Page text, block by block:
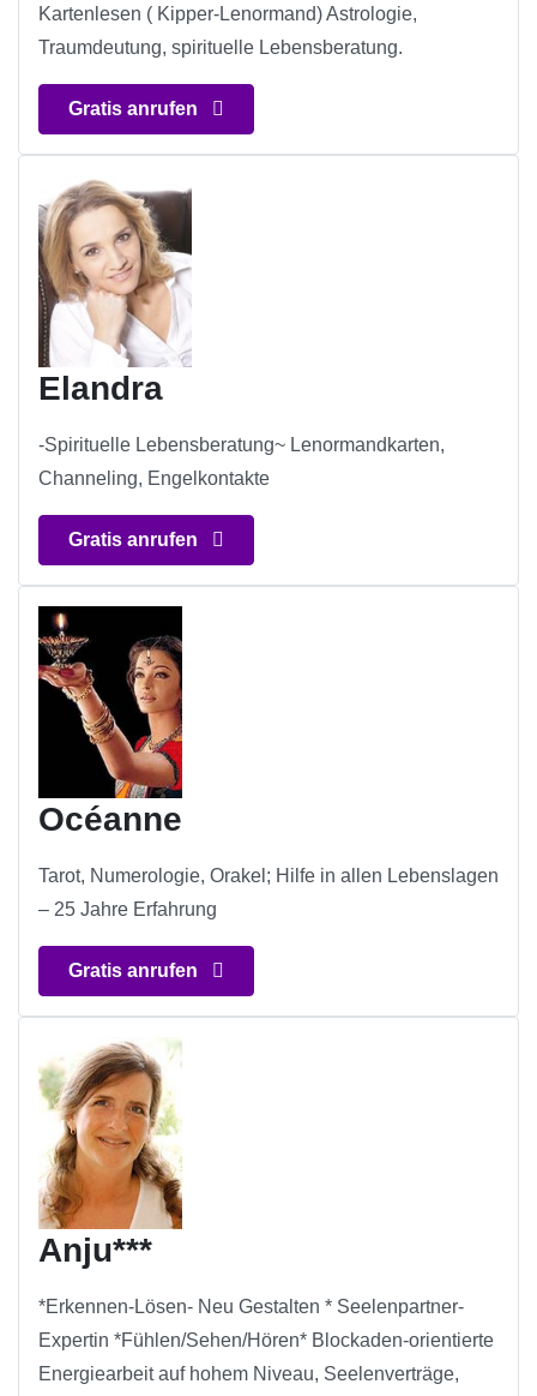
Kartenlesen ( Kipper-Lenormand) Astrologie,
Traumdeutung, spirituelle Lebensberatung.
Gratis anrufen
Elandra
-Spirituelle Lebensberatung~ Lenormandkarten,
Channeling, Engelkontakte
Gratis anrufen
Océanne
Tarot, Numerologie, Orakel; Hilfe in allen Lebenslagen
– 25 Jahre Erfahrung
Gratis anrufen
Anju***
*Erkennen-Lösen- Neu Gestalten * Seelenpartner-
Expertin *Fühlen/Sehen/Hören* Blockaden-orientierte
Energiearbeit auf hohem Niveau, Seelenverträge,